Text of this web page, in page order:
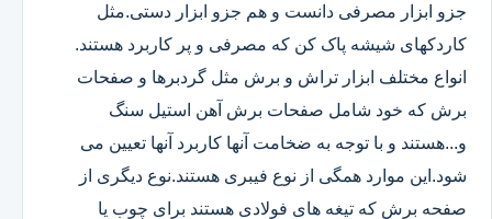
جزو ابزار مصرفی دانست و هم جزو ابزار دستی.مثل
کاردکهای شیشه پاک کن که مصرفی و پر کاربرد هستند.
انواع مختلف ابزار تراش و برش مثل گردبرها و صفحات
برش که خود شامل صفحات برش آهن استیل سنگ
و...هستند و با توجه به ضخامت آنها کاربرد آنها تعیین می
شود.این موارد همگی از نوع فیبری هستند.نوع دیگری از
صفحه برش که تیغه های فولادی هستند برای چوب یا